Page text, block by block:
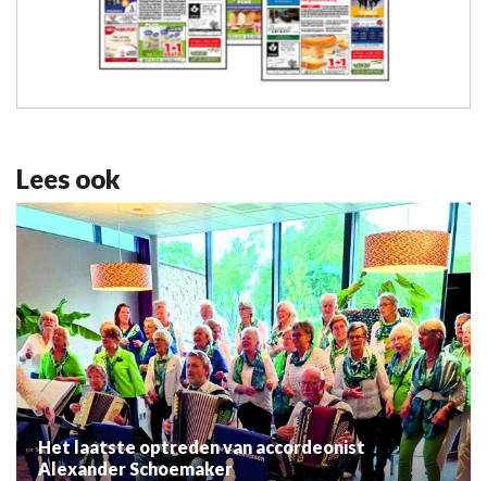
Lees ook
Het laatste optreden van accordeonist
Alexander Schoemaker